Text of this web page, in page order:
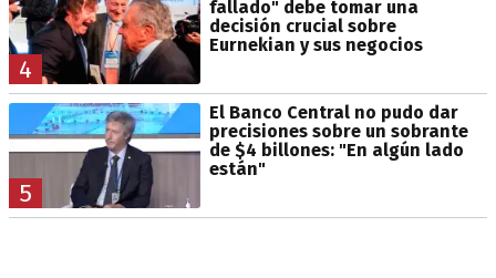
4
fallado" debe tomar una
decisión crucial sobre
Eurnekian y sus negocios
5
El Banco Central no pudo dar
precisiones sobre un sobrante
de $4 billones: "En algún lado
están"